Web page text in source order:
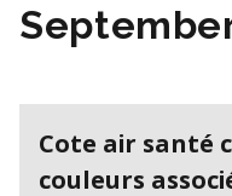
Cote air santé
couleurs